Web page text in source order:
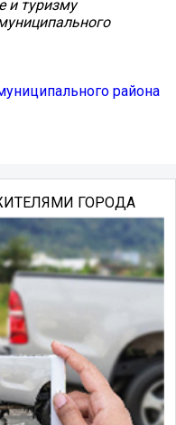
и туризму
района
ГОРОДА